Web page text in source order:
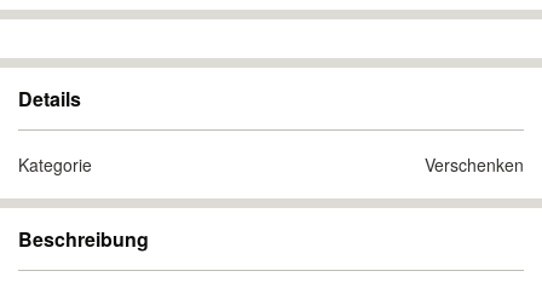
Details
Kategorie Verschenken
Beschreibung